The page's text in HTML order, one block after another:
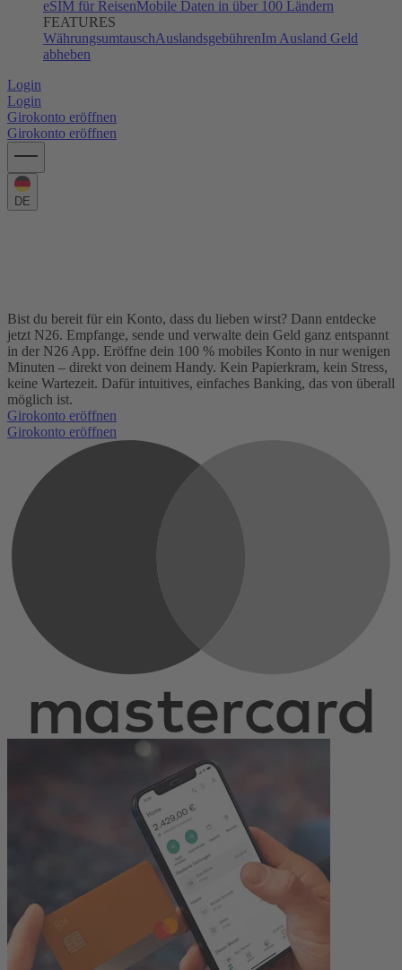
eSIM für ReisenMobile Daten in über 100 Ländern
FEATURES
WährungsumtauschAuslandsgebührenIm Ausland Geld
abheben
Login
Login
Girokonto eröffnen
Girokonto eröffnen
DE
Bist du bereit für ein Konto, dass du lieben wirst? Dann entdecke
jetzt N26. Empfange, sende und verwalte dein Geld ganz entspannt
in der N26 App. Eröffne dein 100 % mobiles Konto in nur wenigen
Minuten – direkt von deinem Handy. Kein Papierkram, kein Stress,
keine Wartezeit. Dafür intuitives, einfaches Banking, das von überall
möglich ist.
Girokonto eröffnen
Girokonto eröffnen